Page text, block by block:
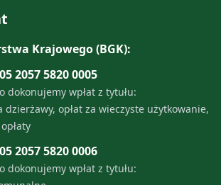
Krajowego (BGK):
2057 5820 0005
dokonujemy wpłat z tytułu:
dzierżawy, opłat za wieczyste użytkowanie,
2057 5820 0006
dokonujemy wpłat z tytułu: